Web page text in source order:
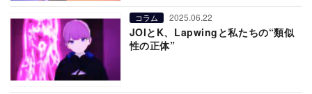
コラム 2025.06.22
JOIとK、Lapwingと私たちの“類似
性の正体”